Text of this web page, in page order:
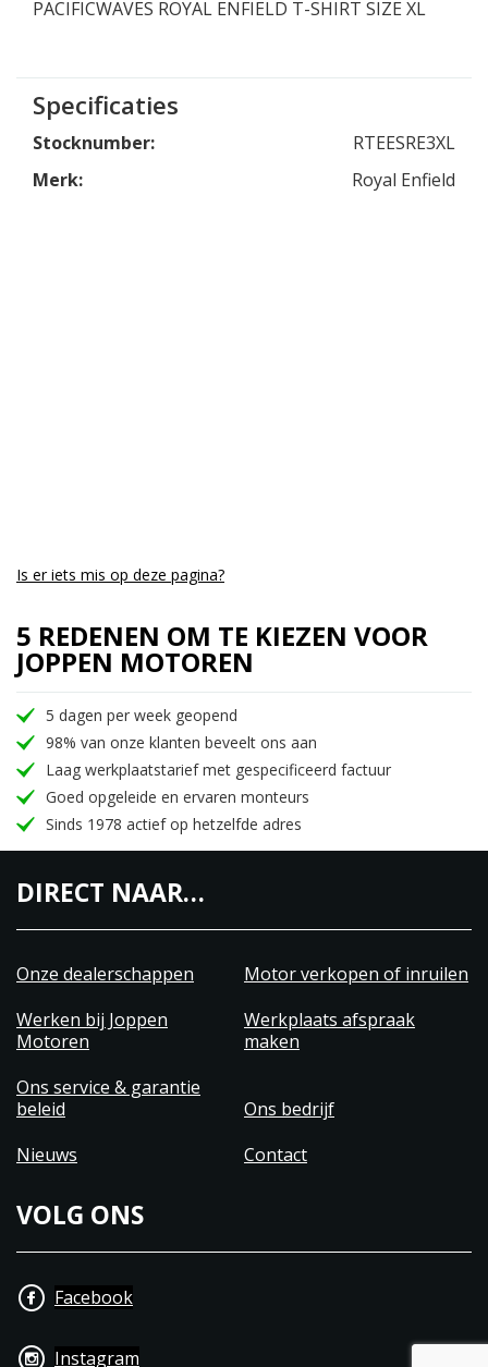
PACIFICWAVES ROYAL ENFIELD T-SHIRT SIZE XL
Specificaties
Stocknumber:
RTEESRE3XL
Merk:
Royal Enfield
Is er iets mis op deze pagina?
5 REDENEN OM TE KIEZEN VOOR
JOPPEN MOTOREN
5 dagen per week geopend
98% van onze klanten beveelt ons aan
Laag werkplaatstarief met gespecificeerd factuur
Goed opgeleide en ervaren monteurs
Sinds 1978 actief op hetzelfde adres
DIRECT NAAR…
Onze dealerschappen
Motor verkopen of inruilen
Werken bij Joppen
Motoren
Werkplaats afspraak
maken
Ons service & garantie
beleid
Ons bedrijf
Nieuws
Contact
VOLG ONS
Facebook
Instagram